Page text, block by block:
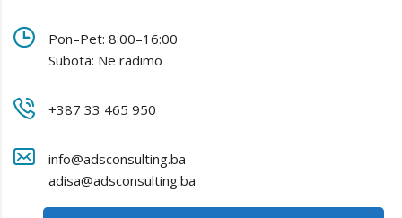
Pon–Pet: 8:00–16:00
Subota: Ne radimo
+387 33 465 950
info@adsconsulting.ba
adisa@adsconsulting.ba